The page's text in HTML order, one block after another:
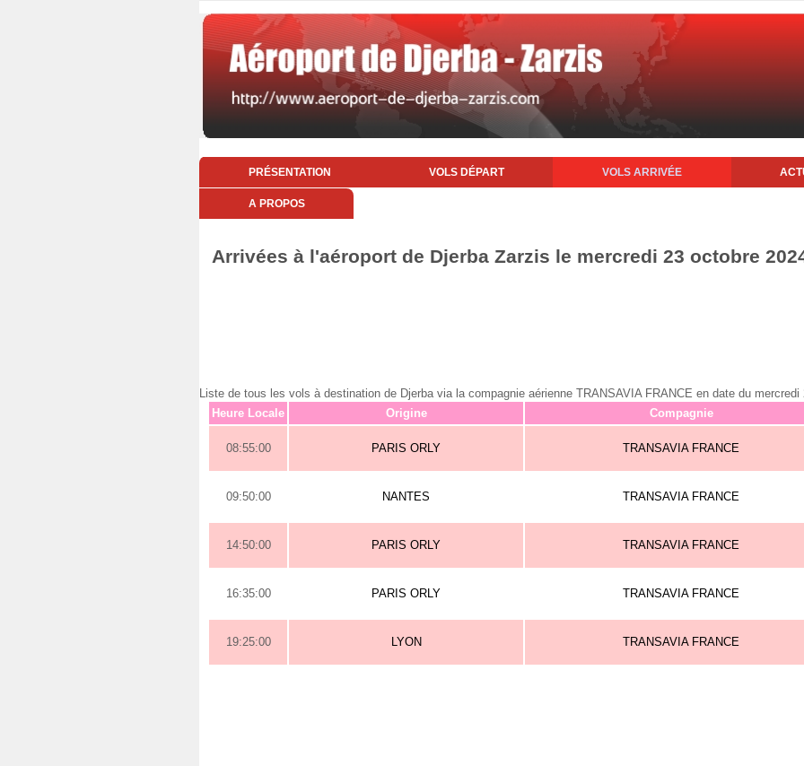
PRÉSENTATION VOLS DÉPART VOLS ARRIVÉE
A PROPOS
Arrivées à l'aéroport de Djerba Zarzis le mercredi 23 octobre
Liste de tous les vols à destination de Djerba via la compagnie aérienne TRANSAVIA FRANCE en date du mercredi
Heure Locale
Origine Compagnie
08:55:00 PARIS ORLY TRANSAVIA FRANCE
09:50:00 NANTES TRANSAVIA FRANCE
14:50:00 PARIS ORLY TRANSAVIA FRANCE
16:35:00 PARIS ORLY TRANSAVIA FRANCE
19:25:00 LYON TRANSAVIA FRANCE